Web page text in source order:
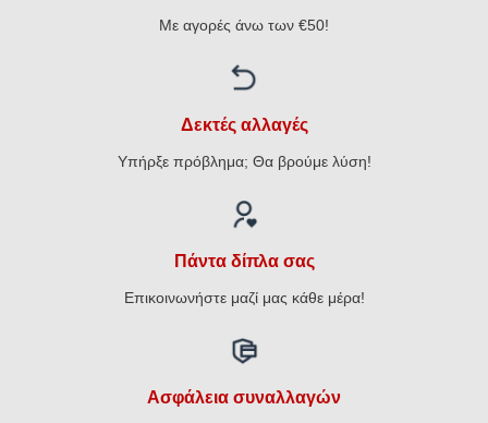
Με αγορές άνω των €50!
Δεκτές αλλαγές
Υπήρξε πρόβλημα; Θα βρούμε λύση!
Πάντα δίπλα σας
Επικοινωνήστε μαζί μας κάθε μέρα!
Ασφάλεια συναλλαγών